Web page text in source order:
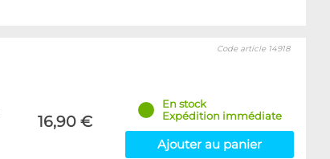
16,90 €
Code article 14918
En stock
Expédition immédiate
Ajouter au panier